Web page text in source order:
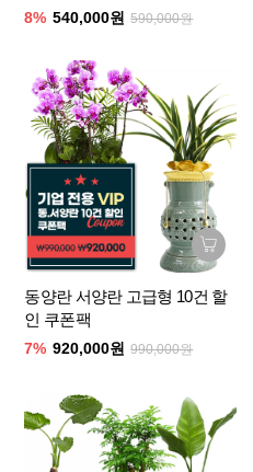
8% 540,000원 590,000원
동양란 서양란 고급형 10건 할
인 쿠폰팩
7% 920,000원 990,000원